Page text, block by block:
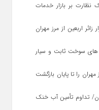
نظارت بر بازار خدمات
بیش از یک میلیون و ۳۰۵ هزار زائر اربعین از مرز مهران
های سوخت ثابت و سیار
را تا پایان بازگشت
مرز مهران/ تداوم تأمین آب خنک